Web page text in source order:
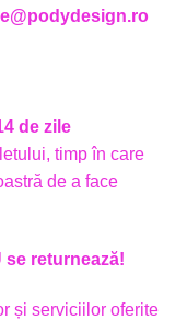
de zile
timp în care
de a face
returnează!
și serviciilor oferite